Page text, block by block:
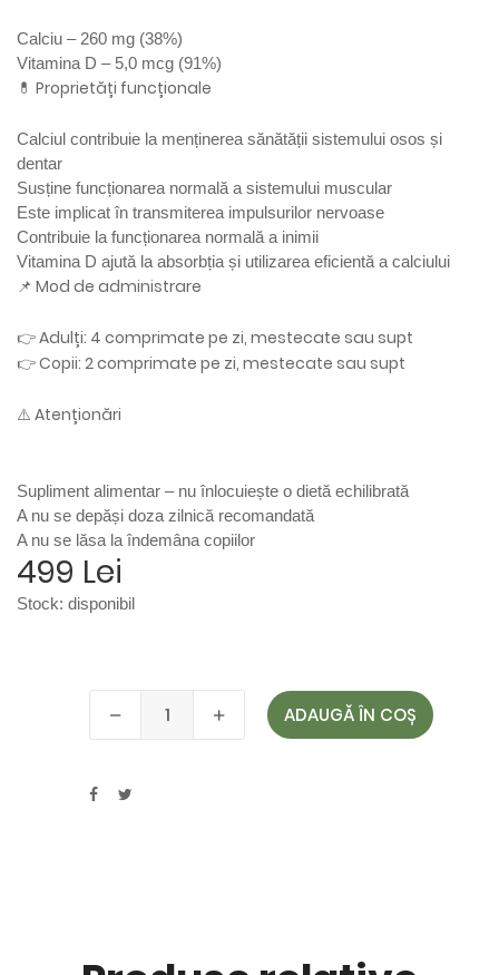
Calciu – 260 mg (38%)
Vitamina D – 5,0 mcg (91%)
💊 Proprietăți funcționale
Calciul contribuie la menținerea sănătății sistemului osos și
dentar
Susține funcționarea normală a sistemului muscular
Este implicat în transmiterea impulsurilor nervoase
Contribuie la funcționarea normală a inimii
Vitamina D ajută la absorbția și utilizarea eficientă a calciului
📌 Mod de administrare
👉 Adulți: 4 comprimate pe zi, mestecate sau supt
👉 Copii: 2 comprimate pe zi, mestecate sau supt
⚠️ Atenționări
Supliment alimentar – nu înlocuiește o dietă echilibrată
A nu se depăși doza zilnică recomandată
A nu se lăsa la îndemâna copiilor
499 Lei
Stock: disponibil
ADAUGĂ ÎN COȘ